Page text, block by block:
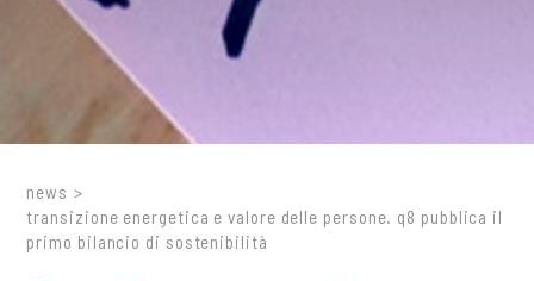
news >
transizione energetica e valore delle persone. q8 pubblica il
primo bilancio di sostenibilità